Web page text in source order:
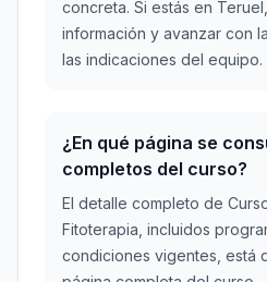
concreta. Si estás en
información y avanzar con
las indicaciones del equipo.
¿En qué página se
completos del curso?
El detalle completo de
Fitoterapia, incluidos
condiciones vigentes, está